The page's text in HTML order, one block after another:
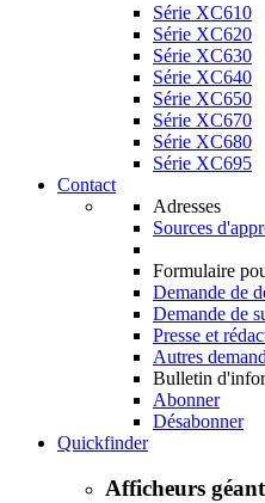
Série XC610
Série XC620
Série XC630
Série XC640
Série XC650
Série XC670
Série XC680
Série XC695
Contact
Adresses
Sources
Formulaire
Demande de
Demande de
Presse et
Autres
Bulletin
Abonner
Désabonner
Quickfinder
Afficheurs